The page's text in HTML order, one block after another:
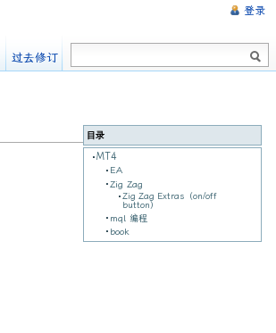
目录
MT4
EA
Zig Zag
Zig Zag Extras（on/off
button）
mql 编程
book
登录
过去修订